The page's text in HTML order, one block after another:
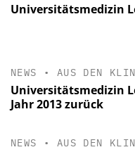
Universitätsmedizin
NEWS • AUS DEN
Universitätsmedizin
Jahr 2013 zurück
NEWS • AUS DEN